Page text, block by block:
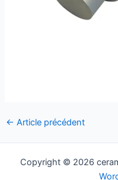
Navigation
← Article précédent
Copyright © 2026